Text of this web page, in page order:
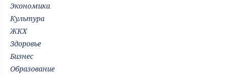
Экономика
Культура
ЖКХ
Здоровье
Бизнес
Образование